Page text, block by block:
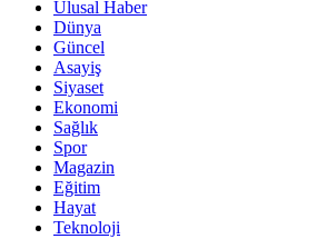
Ulusal Haber
Dünya
Güncel
Asayiş
Siyaset
Ekonomi
Sağlık
Spor
Magazin
Eğitim
Hayat
Teknoloji